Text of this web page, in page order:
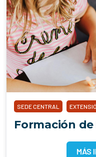
SEDE CENTRAL
Formación
MÁS